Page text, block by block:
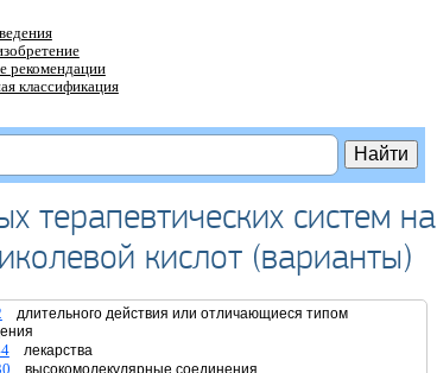
рекомендации
классификация
терапевтических систем на
кислот (варианты)
длительного действия или отличающиеся типом
лекарства
высокомолекулярные соединения